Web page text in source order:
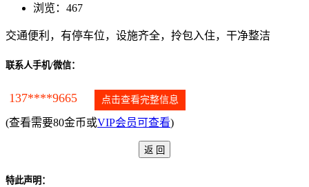
浏览：467
交通便利，有停车位，设施齐全，拎包入住，干净整洁
联系人手机/微信：
137****9665 点击查看完整信息
(查看需要80金币或VIP会员可查看)
特此声明：